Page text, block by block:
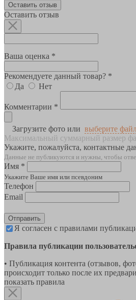
Оставить отзыв
Оставить отзыв
Ваша оценка *
Рекомендуете данный товар? *
Да
Нет
Комментарии *
Загрузите фото или выберите
Максимальный суммарный размер
Укажите, пожалуйста, контактные
Данные не публикуются и нужны, чтобы
Имя *
Укажите Ваше имя или псевдоним
Телефон
Email
Отправить
Я согласен с правилами
Правила публикации
• Публикация контента (отзывов,
происходит только после их
показать правила